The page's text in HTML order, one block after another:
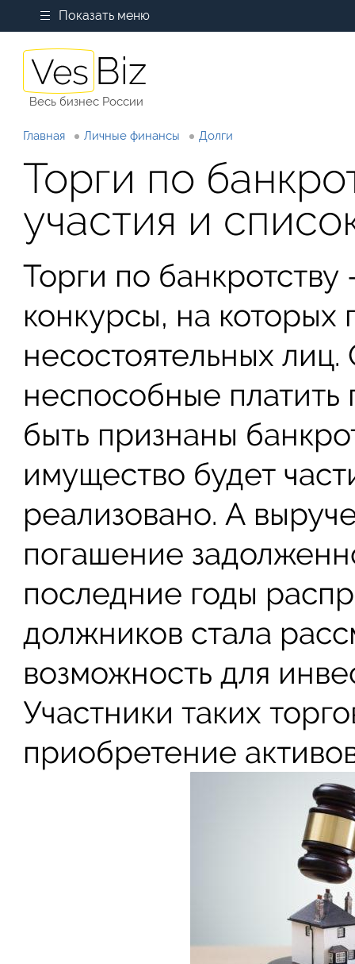
Показать меню
Весь бизнес России
Главная Личные финансы Долги
Торги по
участия и
Торги по
конкурсы, на
несостоятельных
неспособные платить
быть признаны
имущество будет
реализовано. А
погашение
последние годы
должников стала
возможность для
Участники таких
приобретение